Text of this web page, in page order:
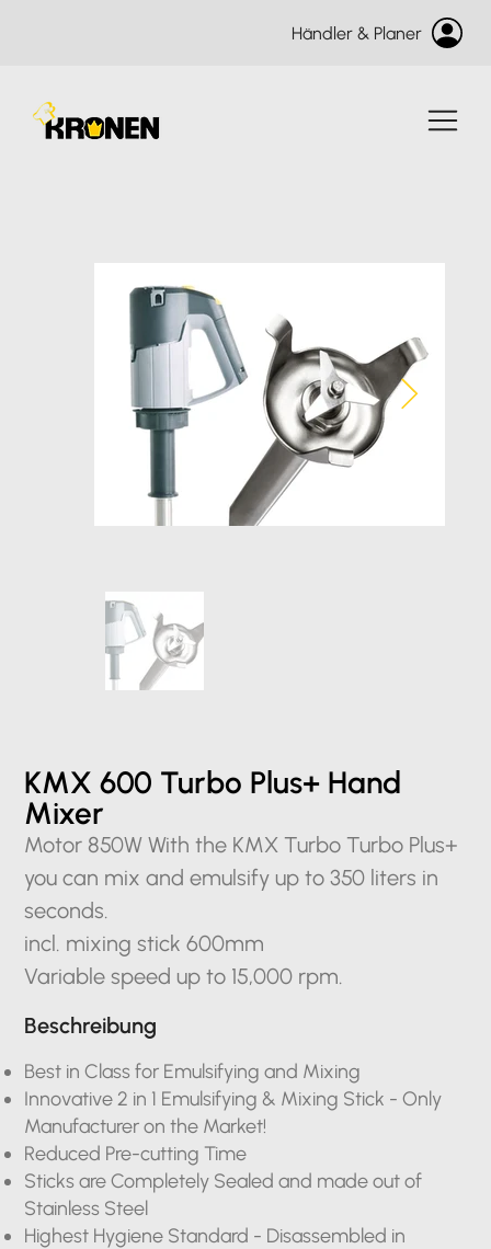
Händler & Planer
KMX 600 Turbo Plus+ Hand
Mixer
Motor 850W With the KMX Turbo Turbo Plus+
you can mix and emulsify up to 350 liters in
seconds.
incl. mixing stick 600mm
Variable speed up to 15,000 rpm.
Beschreibung
Best in Class for Emulsifying and Mixing
Innovative 2 in 1 Emulsifying & Mixing Stick - Only
Manufacturer on the Market!
Reduced Pre-cutting Time
Sticks are Completely Sealed and made out of
Stainless Steel
Highest Hygiene Standard - Disassembled in